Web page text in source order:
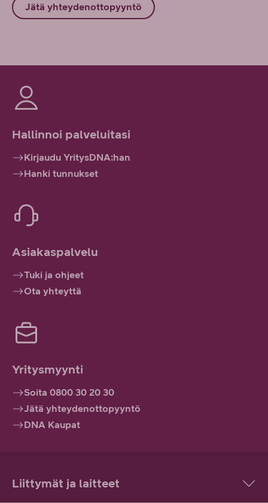
Jätä yhteydenottopyyntö
Hallinnoi palveluitasi
Kirjaudu YritysDNA:han
Hanki tunnukset
Asiakaspalvelu
Tuki ja ohjeet
Ota yhteyttä
Yritysmyynti
Soita 0800 30 20 30
Jätä yhteydenottopyyntö
DNA Kaupat
Liittymät ja laitteet